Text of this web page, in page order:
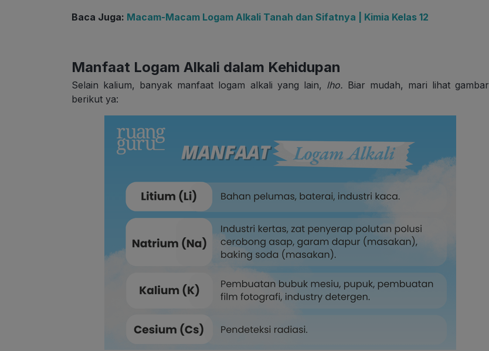
Baca Juga: Macam-Macam Logam Alkali Tanah dan Sifatnya | Kimia Kelas 12
Manfaat Logam Alkali dalam Kehidupan
Selain kalium, banyak manfaat logam alkali yang lain, lho. Biar mudah, mari lihat gambar
berikut ya: